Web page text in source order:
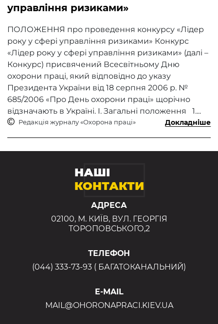
управління ризиками»
ПОЛОЖЕННЯ про проведення конкурсу «Лідер
року у сфері управління ризиками» Конкурс
«Лідер року у сфері управління ризиками» (далі –
Конкурс) присвячений Всесвітньому Дню
охорони праці, який відповідно до указу
Президента України від 18 серпня 2006 р. №
685/2006 «Про День охорони праці» щорічно
відзначають в Україні. I. Загальні положення 1....
Редакція журналу «Охорона праці» Докладніше
НАШІ
КОНТАКТИ
АДРЕСА
02100, М. КИЇВ, ВУЛ. ГЕОРГІЯ
ТОРОПОВСЬКОГО,2
ТЕЛЕФОН
(044) 333-73-93 ( БАГАТОКАНАЛЬНИЙ)
E-MAIL
MAIL@OHORONAPRACI.KIEV.UA